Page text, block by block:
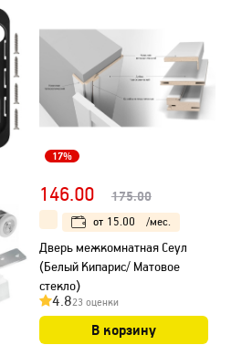
17%
146.00 175.00
от 15.00 /мес.
Дверь межкомнатная Сеул
(Белый Кипарис/ Матовое
стекло)
4.823 оценки
В корзину